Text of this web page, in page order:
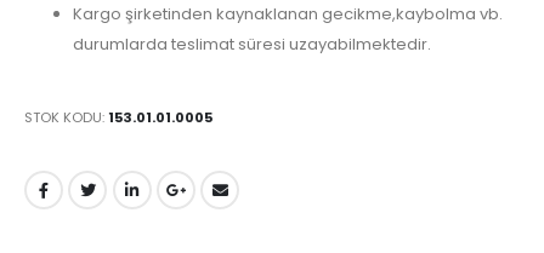
Kargo şirketinden kaynaklanan gecikme,kaybolma vb.
durumlarda teslimat süresi uzayabilmektedir.
STOK KODU:153.01.01.0005